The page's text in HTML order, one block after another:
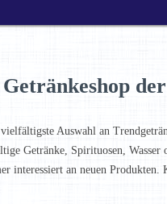
Auswahl an
Getränke, Spirituosen, Wasser
interessiert an neuen